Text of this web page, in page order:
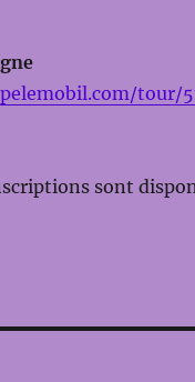
tour/
sont